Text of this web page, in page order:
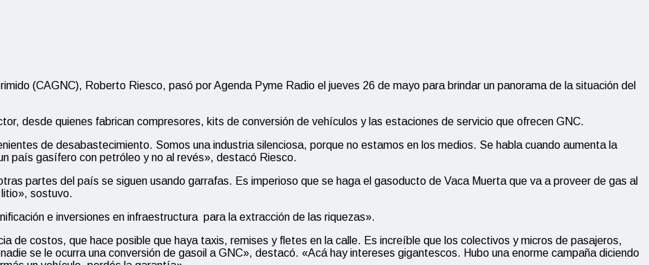
(CAGNC), Roberto Riesco, pasó por Agenda Pyme Radio el jueves 26 de mayo para brindar un panorama de la situación del
desde quienes fabrican compresores, kits de conversión de vehículos y las estaciones de servicio que ofrecen GNC.
de desabastecimiento. Somos una industria silenciosa, porque no estamos en los medios. Se habla cuando aumenta la
país gasífero con petróleo y no al revés», destacó Riesco.
partes del país se siguen usando garrafas. Es imperioso que se haga el gasoducto de Vaca Muerta que va a proveer de gas al
sostuvo.
e inversiones en infraestructura para la extracción de las riquezas».
de costos, que hace posible que haya taxis, remises y fletes en la calle. Es increíble que los colectivos y micros de pasajeros,
se le ocurra una conversión de gasoil a GNC», destacó. «Acá hay intereses gigantescos. Hubo una enorme campaña diciendo